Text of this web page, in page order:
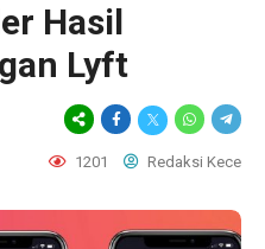
Hasil
Lyft
1201 Redaksi Kece